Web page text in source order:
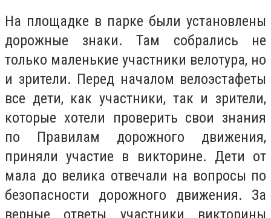
На площадке в парке были установлены
дорожные знаки. Там собрались не
только маленькие участники велотура, но
и зрители. Перед началом велоэстафеты
все дети, как участники, так и зрители,
которые хотели проверить свои знания
по Правилам дорожного движения,
приняли участие в викторине. Дети от
мала до велика отвечали на вопросы по
безопасности дорожного движения. За
верные ответы участники викторины